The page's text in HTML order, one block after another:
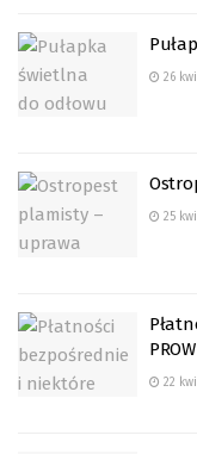
26
25
22